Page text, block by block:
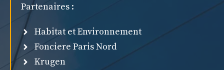
Partenaires :
Habitat et Environnement
Fonciere Paris Nord
Krugen